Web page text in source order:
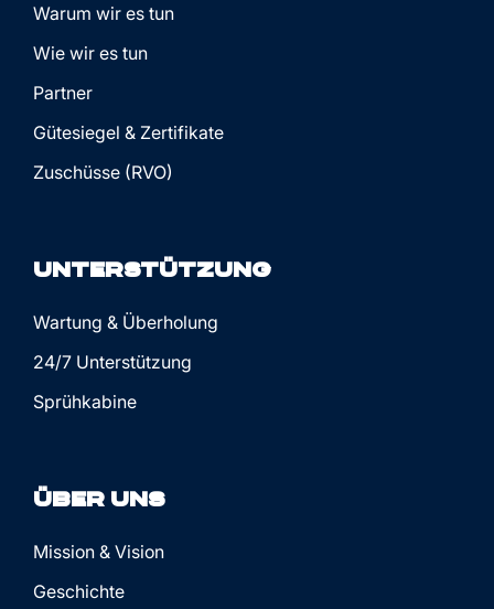
Warum wir es tun
Wie wir es tun
Partner
Gütesiegel & Zertifikate
Zuschüsse (RVO)
Unterstützung
Wartung & Überholung
24/7 Unterstützung
Sprühkabine
Über uns
Mission & Vision
Geschichte